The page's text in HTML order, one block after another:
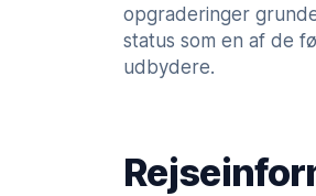
opgraderinger
status som en af de
udbydere.